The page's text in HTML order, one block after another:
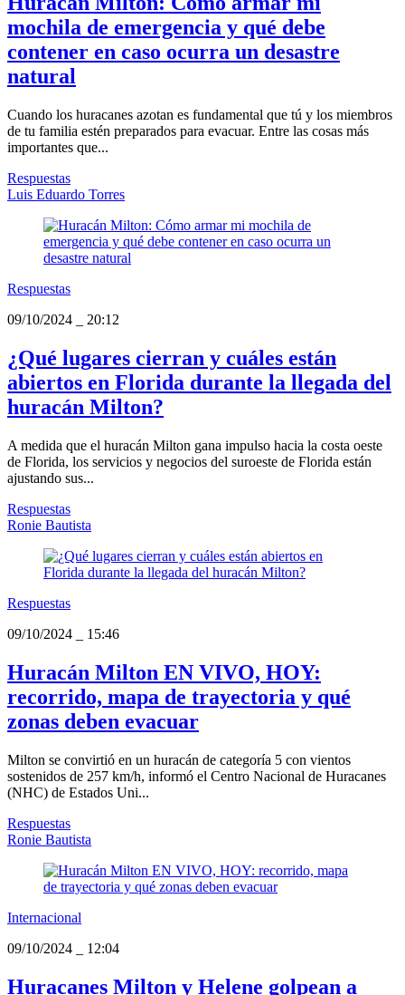
mochila de emergencia y qué debe
contener en caso ocurra un desastre
natural
Cuando los huracanes azotan es fundamental que tú y los miembros
de tu familia estén preparados para evacuar. Entre las cosas más
importantes que...
Respuestas
Luis Eduardo Torres
Respuestas
09/10/2024
20:12
¿Qué lugares cierran y cuáles están
abiertos en Florida durante la llegada del
huracán Milton?
A medida que el huracán Milton gana impulso hacia la costa oeste
de Florida, los servicios y negocios del suroeste de Florida están
ajustando sus...
Respuestas
Ronie Bautista
Respuestas
09/10/2024
15:46
Huracán Milton EN VIVO, HOY:
recorrido, mapa de trayectoria y qué
zonas deben evacuar
Milton se convirtió en un huracán de categoría 5 con vientos
sostenidos de 257 km/h, informó el Centro Nacional de Huracanes
(NHC) de Estados Uni...
Respuestas
Ronie Bautista
Internacional
09/10/2024
12:04
Huracanes Milton y Helene golpean a